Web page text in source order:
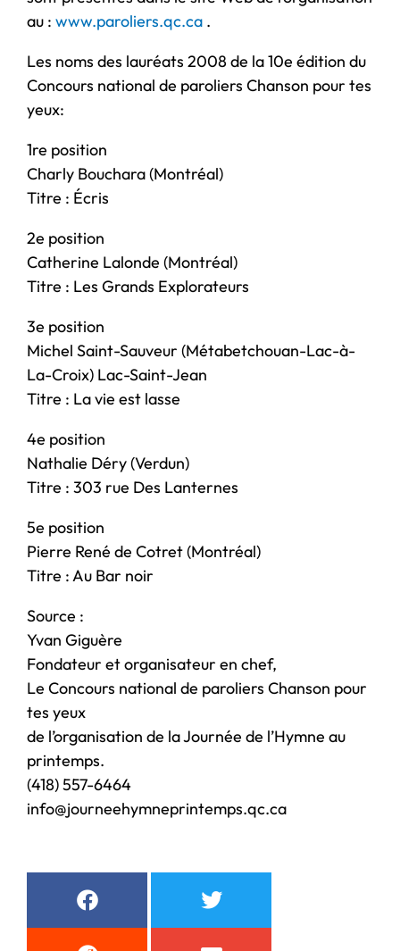
au : www.paroliers.qc.ca .
Les noms des lauréats 2008 de la 10e édition du
Concours national de paroliers Chanson pour tes
yeux:
1re position
Charly Bouchara (Montréal)
Titre : Écris
2e position
Catherine Lalonde (Montréal)
Titre : Les Grands Explorateurs
3e position
Michel Saint-Sauveur (Métabetchouan-Lac-à-
La-Croix) Lac-Saint-Jean
Titre : La vie est lasse
4e position
Nathalie Déry (Verdun)
Titre : 303 rue Des Lanternes
5e position
Pierre René de Cotret (Montréal)
Titre : Au Bar noir
Source :
Yvan Giguère
Fondateur et organisateur en chef,
Le Concours national de paroliers Chanson pour
tes yeux
de l’organisation de la Journée de l’Hymne au
printemps.
(418) 557-6464
info@journeehymneprintemps.qc.ca